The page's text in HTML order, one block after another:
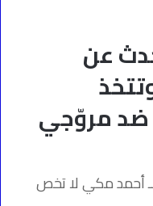
عن
ضد مروّجي
أحمد مكي لا تخص